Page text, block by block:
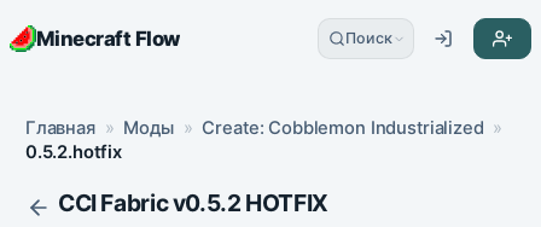
Minecraft Flow Поиск
Главная » Моды » Create: Cobblemon Industrialized »
0.5.2.hotfix
CCI Fabric v0.5.2 HOTFIX